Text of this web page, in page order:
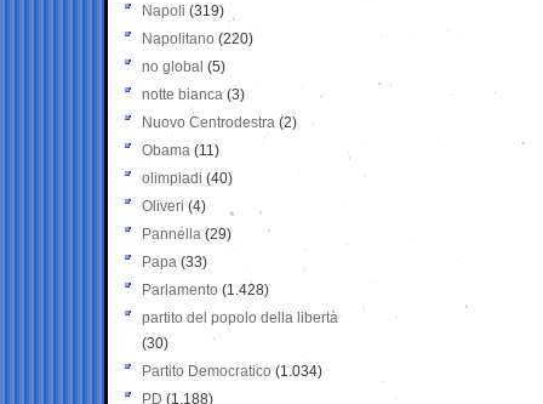
Napoli (319)
Napolitano (220)
no global (5)
notte bianca (3)
Nuovo Centrodestra (2)
Obama (11)
olimpiadi (40)
Oliveri (4)
Pannella (29)
Papa (33)
Parlamento (1.428)
partito del popolo della libertà
(30)
Partito Democratico (1.034)
PD (1.188)